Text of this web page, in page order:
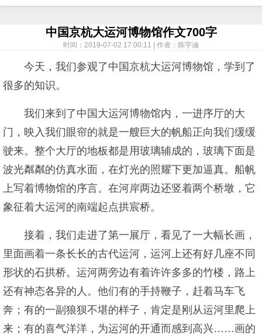
中国京杭大运河博物馆作文700字
时间：2019-07-02 17:00:11 | 作者：陈宇涵
今天，我们参观了中国京杭大运河博物馆，学到了
很多的知识。
我们来到了中国大运河博物馆内，一进序厅的大
门，映入我们眼帘的就是一艘巨大的帆船正向我们缓缓
驶来。整个大厅的地板都是用玻璃辅成的，玻璃下面是
波光粼粼的仿真水面，在灯光的照耀下更加逼真。船帆
上写着博物馆的序言。在河岸两边还竖着两个桥墩，它
象征着大运河的南端起点拱宸桥。
接着，我们走进了第一展厅，看见了一大幅长画，
里面画着一条长长的古代运河，运河上还有好几座不同
形状的石拱桥。运河两旁边有着许许多多的竹楼，路上
还有神态各异的人。他们有的手持鞭子，赶着马车飞
奔；有的一副狼狈不堪的样子，肯定是刚从运河里爬上
来；有的喜气洋洋，为运河的开通而感到高兴……画的